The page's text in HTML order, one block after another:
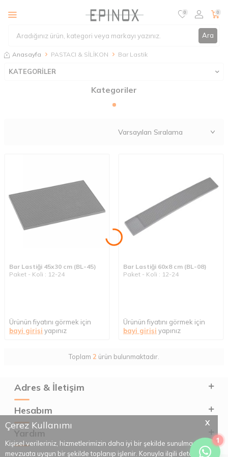
X
Çerez Kullanımı
Kişisel verileriniz, hizmetlerimizin daha iyi bir şekilde sunulması için
mevzuata uygun bir şekilde toplanıp işlenir. Konuyla ilgili detaylı
1
Ara
0 0
Anasayfa PASTACI & SİLİKON Bar Lastik
KATEGORİLER
Kategoriler
Bar Lastiği 45x30 cm (BL-45)
Paket - Koli : 12-24
Ürünün fiyatını görmek için
bayi girişi yapınız
Bar Lastiği 60x8 cm (BL-08)
Paket - Koli : 12-24
Ürünün fiyatını görmek için
bayi girişi yapınız
Toplam 2 ürün bulunmaktadır.
Adres & İletişim
Hesabım
Yardım